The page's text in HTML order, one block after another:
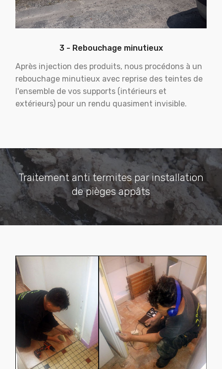
3 - Rebouchage minutieux
Après injection des produits, nous procédons à un
rebouchage minutieux avec reprise des teintes de
l'ensemble de vos supports (intérieurs et
extérieurs) pour un rendu quasiment invisible.
Traitement anti termites par installation
de pièges appâts